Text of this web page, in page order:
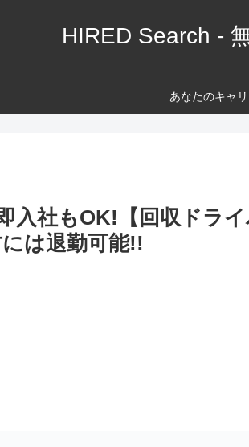
HIRED Search -
あなたのキャ
入社もOK!【回収ドラ
は退勤可能!!